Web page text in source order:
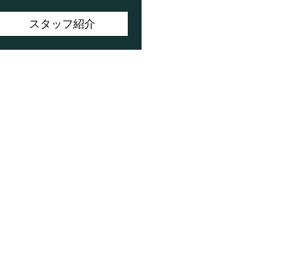
スタッフ紹介